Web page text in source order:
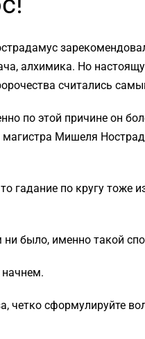
алхимика. Но
считались
по этой причине он
магистра Мишеля
гадание по кругу тоже
было, именно такой
начнем.
четко сформулируйте